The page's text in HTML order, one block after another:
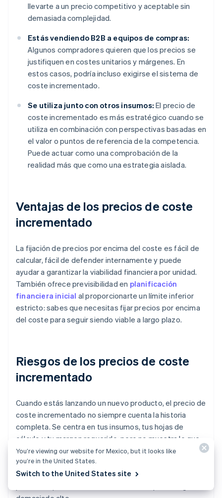
llevarte a un precio competitivo y aceptable sin
demasiada complejidad.
Estás vendiendo B2B a equipos de compras:
Algunos compradores quieren que los precios se
justifiquen en costes unitarios y márgenes. En
estos casos, podría incluso exigirse el sistema de
coste incrementado.
Se utiliza junto con otros insumos: El precio de
coste incrementado es más estratégico cuando se
utiliza en combinación con perspectivas basadas en
el valor o puntos de referencia de la competencia.
Puede actuar como una comprobación de la
realidad más que como una estrategia aislada.
Ventajas de los precios de coste
incrementado
La fijación de precios por encima del coste es fácil de
calcular, fácil de defender internamente y puede
ayudar a garantizar la viabilidad financiera por unidad.
También ofrece previsibilidad en planificación
financiera inicial al proporcionarte un límite inferior
estricto: sabes que necesitas fijar precios por encima
del coste para seguir siendo viable a largo plazo.
Riesgos de los precios de coste
incrementado
Cuando estás lanzando un nuevo producto, el precio de
coste incrementado no siempre cuenta la historia
completa. Se centra en tus insumos, tus hojas de
cálculo y tu margen requerido, pero no muestra lo que
el cliente realmente valora o está dispuesto a pagar.
Puede que el precio de un producto con un alto valor
percibido sea demasiado bajo o que el precio de un
You’re viewing our website for Mexico, but it looks like
you’re in the United States.
Switch to the United States site